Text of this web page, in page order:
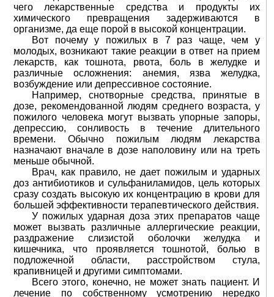
чего лекарственные средства и продукты их
химического превращения задерживаются в
организме, да еще порой в высокой концентрации.
Вот почему у пожилых в 7 раз чаще, чем у
молодых, возникают такие реакции в ответ на прием
лекарств, как тошнота, рвота, боль в желудке и
различные осложнения: анемия, язва желудка,
возбуждение или депрессивное состояние.
Например, снотворные средства, принятые в
дозе, рекомендованной людям среднего возраста, у
пожилого человека могут вызвать упорные запоры,
депрессию, сонливость в течение длительного
времени. Обычно пожилым людям лекарства
назначают вначале в дозе наполовину или на треть
меньше обычной.
Врач, как правило, не дает пожилым и ударных
доз антибиотиков и сульфаниламидов, цель которых
сразу создать высокую их концентрацию в крови для
большей эффективности терапевтического действия.
У пожилых ударная доза этих препаратов чаще
может вызвать различные аллергические реакции,
раздражение слизистой оболочки желудка и
кишечника, что проявляется тошнотой, болью в
подложечной области, расстройством стула,
крапивницей и другими симптомами.
Всего этого, конечно, не может знать пациент. И
лечение по собственному усмотрению нередко